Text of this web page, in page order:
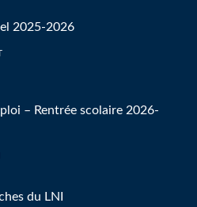
2025-2026
– Rentrée scolaire 2026-
du LNI